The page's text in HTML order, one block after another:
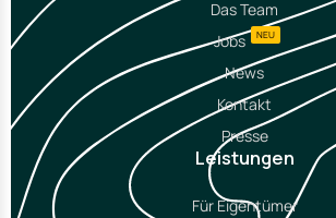
Das Team
Jobs
NEU
News
Kontakt
Presse
Leistungen
Für Eigentümer